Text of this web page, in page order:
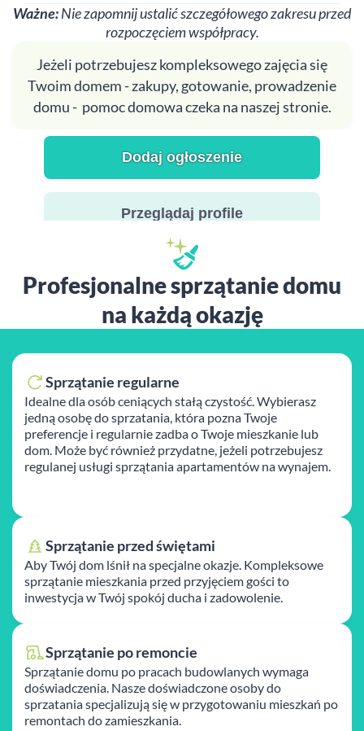
Ważne:Nie zapomnij ustalić szczegółowego zakresu przed
rozpoczęciem współpracy.
Jeżeli potrzebujesz kompleksowego zajęcia się
Twoim domem - zakupy, gotowanie, prowadzenie
domu - pomoc domowa czeka na naszej stronie.
Dodaj ogłoszenie
Przeglądaj profile
Profesjonalne sprzątanie domu
na każdą okazję
Sprzątanie regularne
Idealne dla osób ceniących stałą czystość. Wybierasz
jedną osobę do sprzatania, która pozna Twoje
preferencje i regularnie zadba o Twoje mieszkanie lub
dom. Może być również przydatne, jeżeli potrzebujesz
regulanej usługi sprzątania apartamentów na wynajem.
Sprzątanie przed świętami
Aby Twój dom lśnił na specjalne okazje. Kompleksowe
sprzątanie mieszkania przed przyjęciem gości to
inwestycja w Twój spokój ducha i zadowolenie.
Sprzątanie po remoncie
Sprzątanie domu po pracach budowlanych wymaga
doświadczenia. Nasze doświadczone osoby do
sprzatania specjalizują się w przygotowaniu mieszkań po
remontach do zamieszkania.